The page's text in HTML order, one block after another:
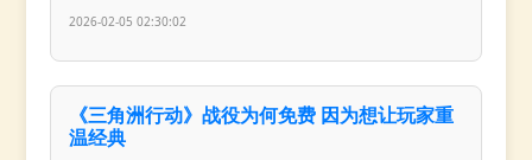
2026-02-05 02:30:02
《三角洲行动》战役为何免费 因为想让玩家重
温经典